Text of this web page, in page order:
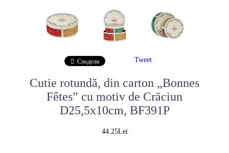
Cutie rotundă, din carton „Bonnes
Fêtes” cu motiv de Crăciun
D25,5x10cm, BF391P
44.25Lei
Сподели Tweet